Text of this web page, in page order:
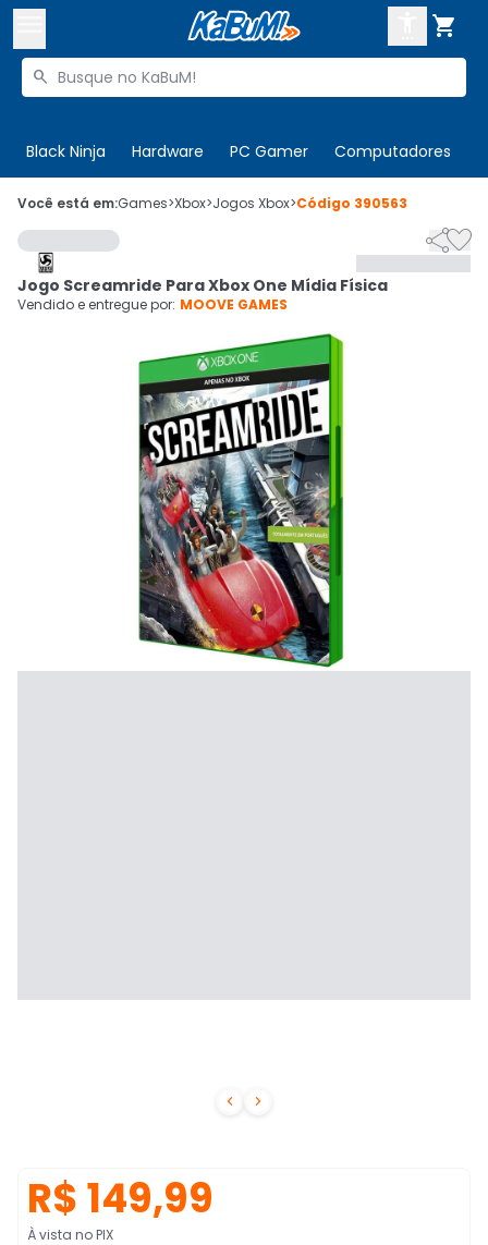

Buscar produtos

Black Ninja Hardware PC Gamer Computadores
 Olá. Acesse sua conta
 Departamentos
Cupons
Ativar tradutor em libras
CADASTRE-SE
Você está em:Games>Xbox>Jogos Xbox>Código 390563
 

Jogo Screamride Para Xbox One Mídia Física
Vendido e entregue por: MOOVE GAMES
R$ 149,99
À vista no PIX